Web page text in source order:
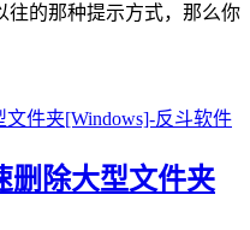
往的那种提示方式，那么你
删除大型文件夹